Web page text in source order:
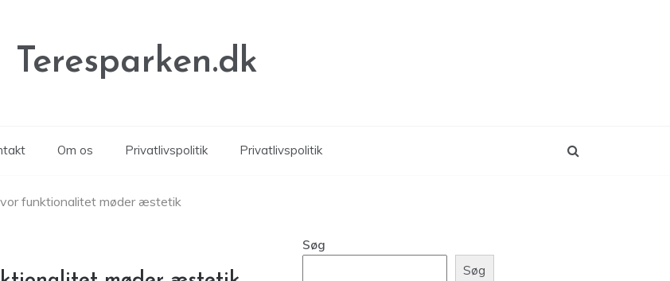
Teresparken.dk
Om os Privatlivspolitik Privatlivspolitik
funktionalitet møder æstetik
Søg
Søg